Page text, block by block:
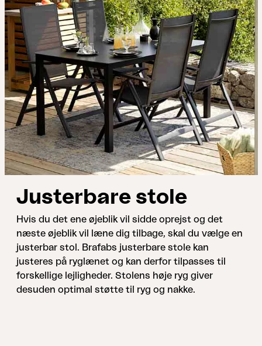
Justerbare stole
Hvis du det ene øjeblik vil sidde oprejst og det
næste øjeblik vil læne dig tilbage, skal du vælge en
justerbar stol. Brafabs justerbare stole kan
justeres på ryglænet og kan derfor tilpasses til
forskellige lejligheder. Stolens høje ryg giver
desuden optimal støtte til ryg og nakke.